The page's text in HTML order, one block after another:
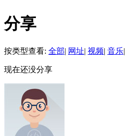
分享
按类型查看: 全部| 网址| 视频| 音乐|
现在还没分享